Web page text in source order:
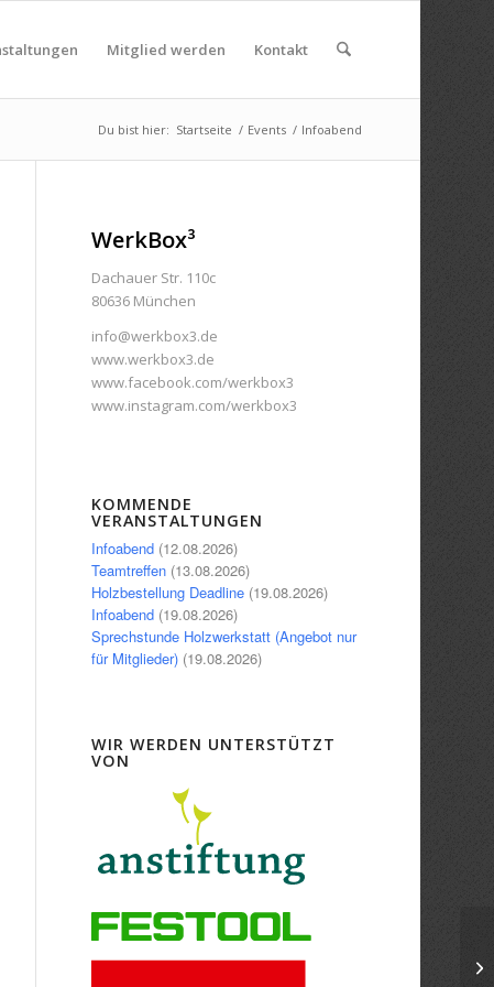
Mitglied werden Kontakt
Du bist hier: Startseite / Events / Infoabend
Office 365
WerkBox³
Dachauer Str. 110c
80636 München
info@werkbox3.de
www.werkbox3.de
www.facebook.com/werkbox3
www.instagram.com/werkbox3
KOMMENDE
VERANSTALTUNGEN
Infoabend (12.08.2026)
Teamtreffen (13.08.2026)
Holzbestellung Deadline (19.08.2026)
Infoabend (19.08.2026)
Sprechstunde Holzwerkstatt (Angebot nur
für Mitglieder) (19.08.2026)
WIR WERDEN UNTERSTÜTZT
VON